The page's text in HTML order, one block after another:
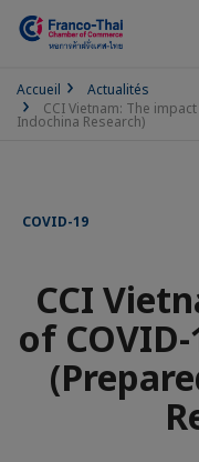
Accueil
Actualités
CCI Vietnam: The
Indochina Research)
COVID-19
CCI
of